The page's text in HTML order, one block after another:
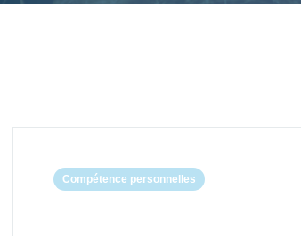
Compétence personnelles